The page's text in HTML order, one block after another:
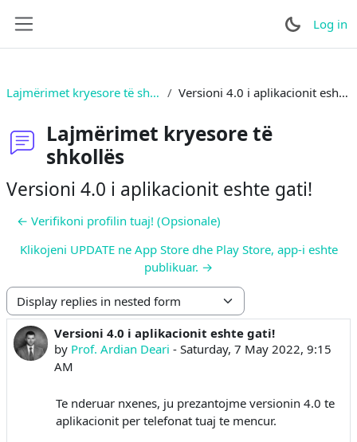
Log in
Lajmërimet kryesore të shkollës Versioni 4.0 i aplikacionit eshte gati!
Lajmërimet kryesore të
shkollës
Versioni 4.0 i aplikacionit eshte gati!
← Verifikoni profilin tuaj! (Opsionale)
Klikojeni UPDATE ne App Store dhe Play Store, app-i eshte
publikuar. →
Display mode
Versioni 4.0 i aplikacionit eshte gati!
by Prof. Ardian Deari -Saturday, 7 May 2022, 9:15
AM
Number of replies: 2
Te nderuar nxenes, ju prezantojme versionin 4.0 te
aplikacionit per telefonat tuaj te mencur.